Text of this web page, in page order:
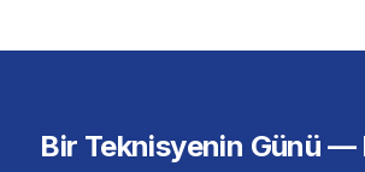
Bir Teknisyenin Günü —